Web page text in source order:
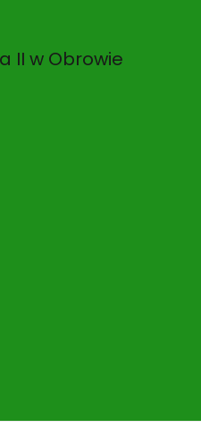
II w Obrowie